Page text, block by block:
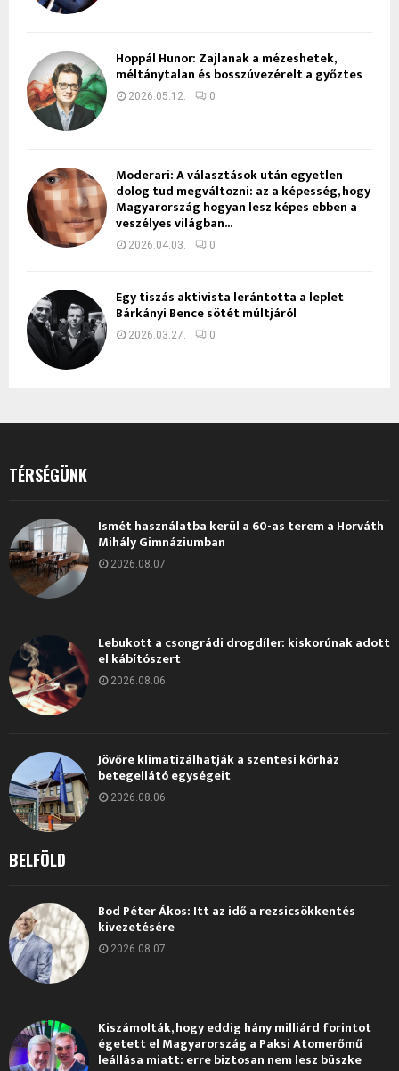
Hoppál Hunor: Zajlanak a mézeshetek,
méltánytalan és bosszúvezérelt a győztes
2026.05.12. 0
Moderari: A választások után egyetlen
dolog tud megváltozni: az a képesség, hogy
Magyarország hogyan lesz képes ebben a
veszélyes világban...
2026.04.03. 0
Egy tiszás aktivista lerántotta a leplet
Bárkányi Bence sötét múltjáról
2026.03.27. 0
TÉRSÉGÜNK
Ismét használatba kerül a 60-as terem a Horváth
Mihály Gimnáziumban
2026.08.07.
Lebukott a csongrádi drogdíler: kiskorúnak adott
el kábítószert
2026.08.06.
Jövőre klimatizálhatják a szentesi kórház
betegellátó egységeit
2026.08.06.
BELFÖLD
Bod Péter Ákos: Itt az idő a rezsicsökkentés
kivezetésére
2026.08.07.
Kiszámolták, hogy eddig hány milliárd forintot
égetett el Magyarország a Paksi Atomerőmű
leállása miatt: erre biztosan nem lesz büszke